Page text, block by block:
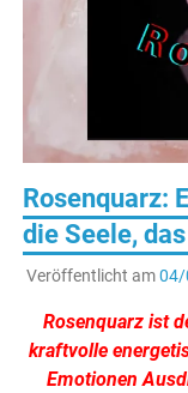
Rosenquarz:
die Seele,
Veröffentlicht am04/
Rosenquarz ist
kraftvolle
Emotionen